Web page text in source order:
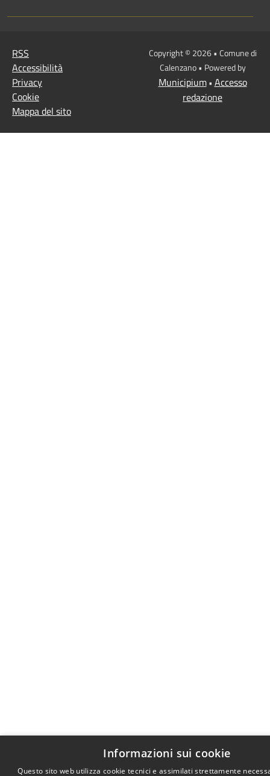
RSS
Accessibilità
Privacy
Cookie
Mappa del sito
Copyright © 2026 • Comune di
Calenzano • Powered by
Municipium• Accesso
redazione
Informazioni sui cookie
Questo sito web utilizza cookie tecnici e assimilati strettamente